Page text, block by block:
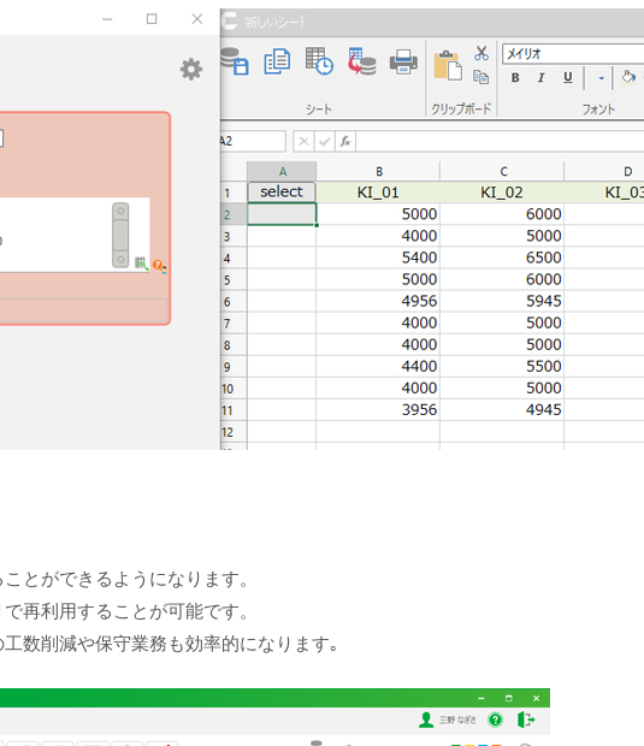
とができるようになります。
再利用することが可能です。
数削減や保守業務も効率的になります｡